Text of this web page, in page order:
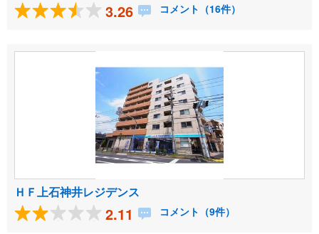
3.26 コメント（16件）
ＨＦ上石神井レジデンス
2.11 コメント（9件）